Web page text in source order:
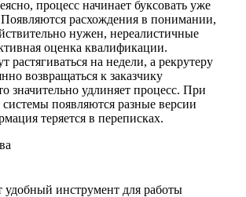
процесс начинает буксовать уже
расхождения в понимании,
нужен, нереалистичные
оценка квалификации.
растягиваться на недели, а рекрутеру
возвращаться к заказчику
значительно удлиняет процесс. При
появляются разные версии
теряется в переписках.
удобный инструмент для работы